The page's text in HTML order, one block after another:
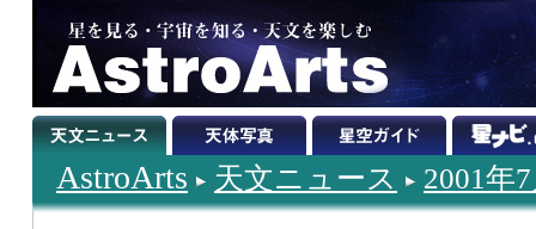
AstroArts 天文ニュース 2001年